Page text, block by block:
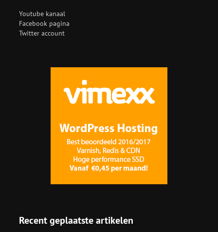
Youtube kanaal
Facebook pagina
Twitter account
Recent geplaatste artikelen